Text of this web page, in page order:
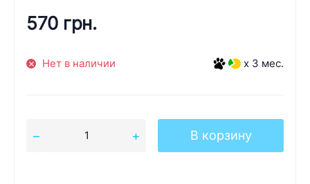
570 грн.
Нет в наличии x 3 мес.
В корзину